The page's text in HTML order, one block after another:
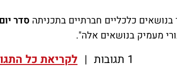
כלכליים חברתיים בתכניתה סדר יום
מעמיק בנושאים אלה".
1 תגובות | לקריאת כל